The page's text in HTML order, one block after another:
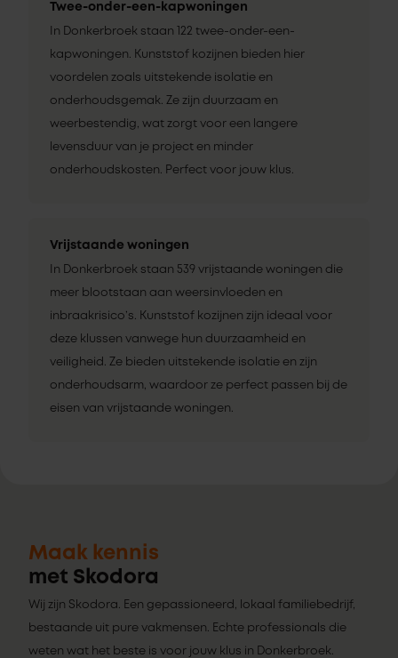
Twee-onder-een-kapwoningen
In Donkerbroek staan 122 twee-onder-een-
kapwoningen. Kunststof kozijnen bieden hier
voordelen zoals uitstekende isolatie en
onderhoudsgemak. Ze zijn duurzaam en
weerbestendig, wat zorgt voor een langere
levensduur van je project en minder
onderhoudskosten. Perfect voor jouw klus.
Vrijstaande woningen
In Donkerbroek staan 539 vrijstaande woningen die
meer blootstaan aan weersinvloeden en
inbraakrisico’s. Kunststof kozijnen zijn ideaal voor
deze klussen vanwege hun duurzaamheid en
veiligheid. Ze bieden uitstekende isolatie en zijn
onderhoudsarm, waardoor ze perfect passen bij de
eisen van vrijstaande woningen.
Maak kennis
met Skodora
Wij zijn Skodora. Een gepassioneerd, lokaal familiebedrijf,
bestaande uit pure vakmensen. Echte professionals die
weten wat het beste is voor jouw klus in Donkerbroek.